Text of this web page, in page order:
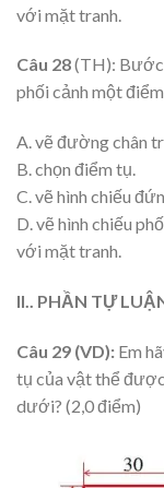
với mặt tranh.
Câu 28(TH): Bước
phối cảnh một
A. vẽ đường chân
B. chọn điểm tụ.
C. vẽ hình chiếu
D. vẽ hình chiếu
với mặt tranh.
II.. PHẦN TỰ
Câu 29 (VD): Em
tụ của vật thể
dưới? (2,0 điểm)